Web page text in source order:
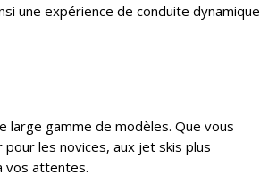
une expérience de conduite dynamique
large gamme de modèles. Que vous
les novices, aux jet skis plus
vos attentes.